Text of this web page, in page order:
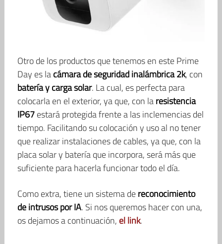
Otro de los productos que tenemos en este Prime
Day es lacámara de seguridad inalámbrica 2k, con
batería y carga solar. La cual, es perfecta para
colocarla en el exterior, ya que, con laresistencia
IP67estará protegida frente a las inclemencias del
tiempo. Facilitando su colocación y uso al no tener
que realizar instalaciones de cables, ya que, con la
placa solar y batería que incorpora, será más que
suficiente para hacerla funcionar todo el día.
Como extra, tiene un sistema dereconocimiento
de intrusos por IA. Si nos queremos hacer con una,
os dejamos a continuación, el link.